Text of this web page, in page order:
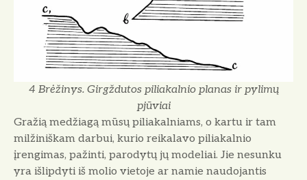
4 Brėžinys. Girgždutos piliakalnio planas ir pylimų
pjūviai
Gražią medžiagą mūsų piliakalniams, o kartu ir tam
milžiniškam darbui, kurio reikalavo piliakalnio
įrengimas, pažinti, parodytų jų modeliai. Jie nesunku
yra išlipdyti iš molio vietoje ar namie naudojantis